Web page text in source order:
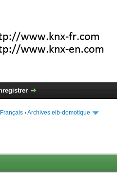
Français ›Archives eib-domotique